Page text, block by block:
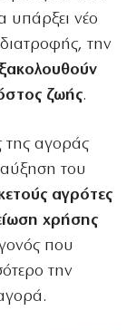
υπάρξει νέο
την
ζωής.
της αγοράς
αύξηση του
αγρότες
χρήσης
που
την